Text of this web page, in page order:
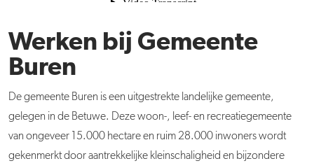
Werken bij Gemeente
Buren
Degemeente Buren is een uitgestrekte landelijkegemeente,
gelegen in de Betuwe. Deze woon-, leef- en recreatiegemeente
van ongeveer 15.000 hectare en ruim 28.000 inwoners wordt
gekenmerkt door aantrekkelijke kleinschaligheid en bijzondere